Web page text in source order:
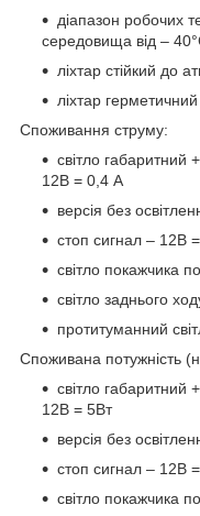
діапазон робочих
середовища від –
ліхтар стійкий до
ліхтар герметичний
Споживання струму:
світло габаритний
12В = 0,4 A
версія без
стоп сигнал – 12В
світло покажчика
світло заднього
протитуманний
Споживана потужність
світло габаритний
12В = 5Вт
версія без
стоп сигнал – 12В
світло покажчика